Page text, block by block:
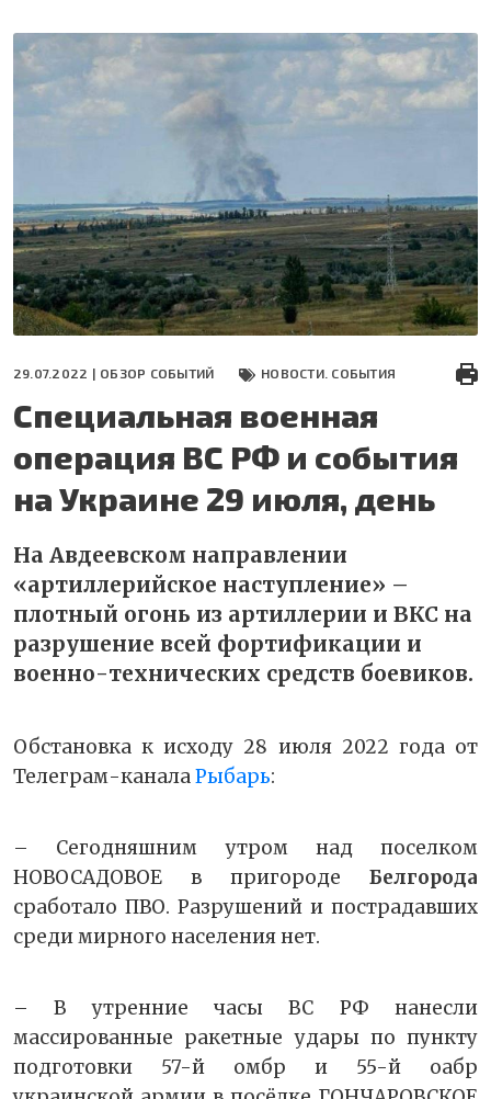
основному
содержанию
29.07.2022 | ОБЗОР СОБЫТИЙ НОВОСТИ. СОБЫТИЯ
Специальная военная
операция ВС РФ и события
на Украине 29 июля, день
На Авдеевском направлении
«артиллерийское наступление» –
плотный огонь из артиллерии и ВКС на
разрушение всей фортификации и
военно-технических средств боевиков.
Обстановка к исходу 28 июля 2022 года от
Телеграм-каналаРыбарь:
– Сегодняшним утром над поселком
НОВОСАДОВОЕ в пригороде Белгорода
сработало ПВО. Разрушений и пострадавших
среди мирного населения нет.
– В утренние часы ВС РФ нанесли
массированные ракетные удары по пункту
подготовки 57-й омбр и 55-й оабр